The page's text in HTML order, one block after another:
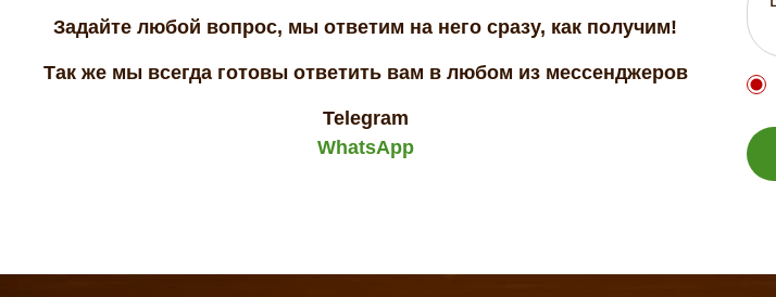
Задайте любой вопрос, мы ответим на него сразу, как получим!
Так же мы всегда готовы ответить вам в любом из мессенджеров
Telegram
WhatsApp